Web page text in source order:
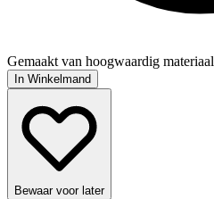
Gemaakt van hoogwaardig materiaal
In Winkelmand
Bewaar voor later